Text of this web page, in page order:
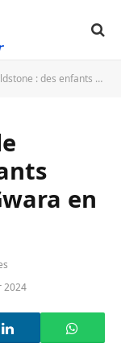
le Gwara-Gwara en Afrique du Sud
en
2024